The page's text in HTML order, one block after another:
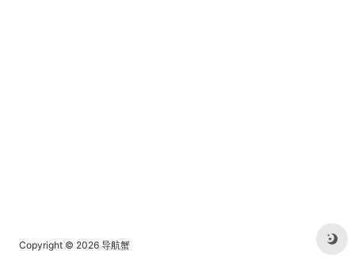
Copyright © 2026 导航蟹